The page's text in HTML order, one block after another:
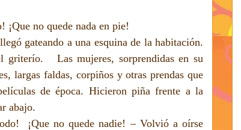
¡Que no quede nada en pie!
gateando a una esquina de la habitación.
griterío.
Las mujeres, sorprendidas en su
largas faldas, corpiños y otras prendas que
de época. Hicieron piña frente a la
abajo.
¡Que no quede nadie! – Volvió a oírse